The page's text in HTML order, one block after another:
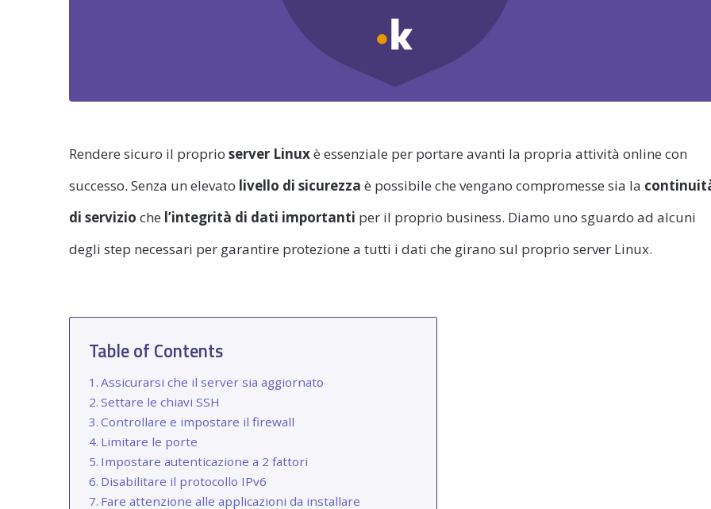
Rendere sicuro il proprio server Linuxè essenziale per portare avanti la propria attività online con
successo. Senza un elevato livello di sicurezza è possibile che vengano compromesse sia la
di servizio che l’integrità di dati importanti per il proprio business. Diamo uno sguardo ad alcuni
degli step necessari per garantire protezione a tutti i dati che girano sul proprio server Linux.
Table of Contents
Assicurarsi che il server sia aggiornato
Settare le chiavi SSH
Controllare e impostare il firewall
Limitare le porte
Impostare autenticazione a 2 fattori
Disabilitare il protocollo IPv6
Fare attenzione alle applicazioni da installare